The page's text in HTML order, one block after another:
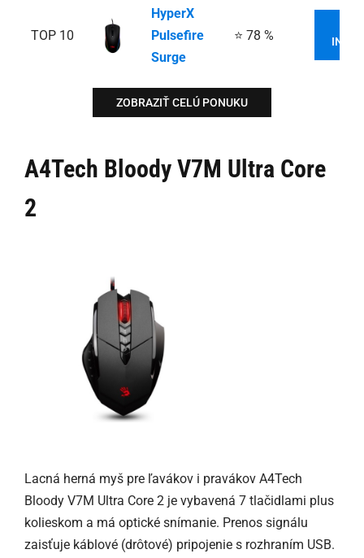
TOP 10
HyperX
Pulsefire
Surge
⭐ 78 %
ZOBRAZIŤ CELÚ PONUKU
A4Tech Bloody V7M Ultra Core
2
Lacná herná myš pre ľavákov i pravákov A4Tech
Bloody V7M Ultra Core 2 je vybavená 7 tlačidlami plus
kolieskom a má optické snímanie. Prenos signálu
zaisťuje káblové (drôtové) pripojenie s rozhraním USB.